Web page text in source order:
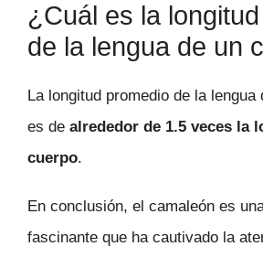
¿Cuál es la
de la lengua de un
La longitud promedio de la lengua
es de alrededor de 1.5 veces la
cuerpo.
En conclusión, el camaleón es
fascinante que ha cautivado la